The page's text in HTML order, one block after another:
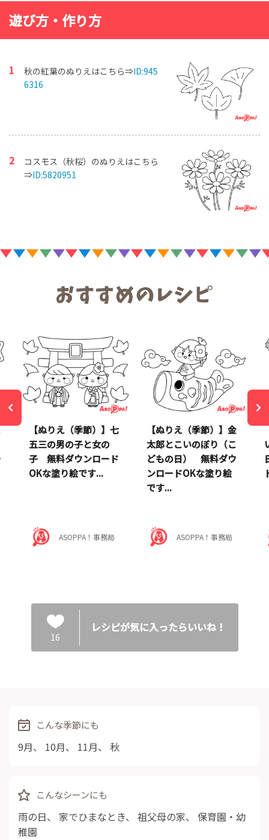
遊び方・作り方
秋の紅葉のぬりえはこちら⇒ID:945
6316
コスモス（秋桜）のぬりえはこちら
⇒ID:5820951
【ぬりえ（季節）】七
五三の男の子と女の
子 無料ダウンロード
OKな塗り絵です...
ASOPPA！事務局
【ぬりえ（季節）】金
太郎とこいのぼり（こ
どもの日） 無料ダウ
ンロードOKな塗り絵
です...
ASOPPA！事務局
16
レシピが気に入ったらいいね！
こんな季節にも
9月、 10月、 11月、 秋
こんなシーンにも
雨の日、 家でひまなとき、 祖父母の家、
保育園・幼
稚園